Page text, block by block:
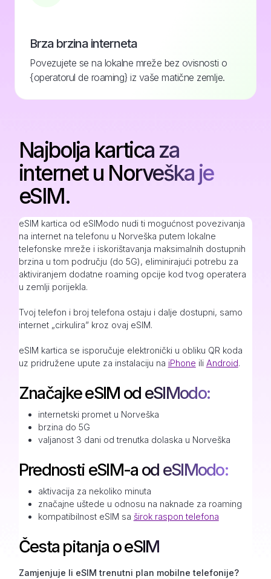
Brza brzina interneta
Povezujete se na lokalne mreže bez ovisnosti o
{operatorul de roaming} iz vaše matične zemlje.
Najbolja kartica za
internet u Norveška je
eSIM.
eSIM kartica od eSIModo nudi ti mogućnost povezivanja
na internet na telefonu u Norveška putem lokalne
telefonske mreže i iskorištavanja maksimalnih dostupnih
brzina u tom području (do 5G), eliminirajući potrebu za
aktiviranjem dodatne roaming opcije kod tvog operatera
u zemlji porijekla.
Tvoj telefon i broj telefona ostaju i dalje dostupni, samo
internet „cirkulira” kroz ovaj eSIM.
eSIM kartica se isporučuje elektronički u obliku QR koda
uz pridružene upute za instalaciju na iPhone ili Android.
Značajke eSIM od eSIModo:
internetski promet u Norveška
brzina do 5G
valjanost 3 dani od trenutka dolaska u Norveška
Prednosti eSIM-a od eSIModo:
aktivacija za nekoliko minuta
značajne uštede u odnosu na naknade za roaming
kompatibilnost eSIM sa širok raspon telefona
Česta pitanja o eSIM
Zamjenjuje li eSIM trenutni plan mobilne telefonije?